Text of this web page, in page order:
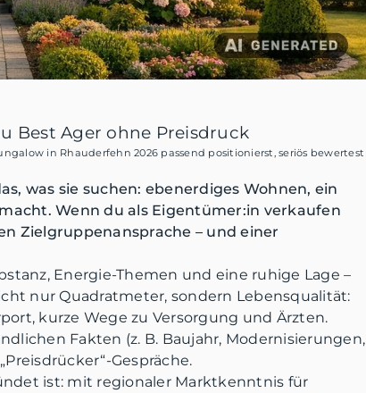
Best Ager ohne Preisdruck
in Rhauderfehn 2026 passend positionierst, seriös bewertest
was sie suchen: ebenerdiges Wohnen, ein
Wenn du als Eigentümer:in verkaufen
Zielgruppenansprache – und einer
Energie-Themen und eine ruhige Lage –
nur Quadratmeter, sondern Lebensqualität:
kurze Wege zu Versorgung und Ärzten.
Fakten (z. B. Baujahr, Modernisierungen,
Gespräche.
ist: mit regionaler Marktkenntnis für